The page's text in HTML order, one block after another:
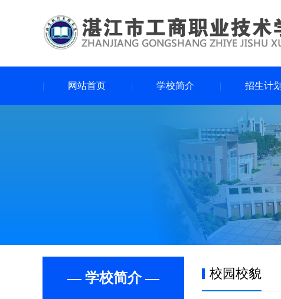
网站首页 学校简介 招生计划
— 学校简介 — 校园校貌